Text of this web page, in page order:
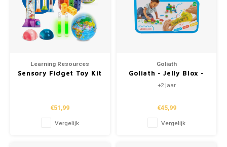
Learning Resources
Sensory Fidget Toy Kit
€51,99
Vergelijk
Goliath
Goliath - Jelly Blox -
Vroom - Truck Kit
+2 jaar
€45,99
Vergelijk